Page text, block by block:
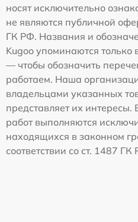
носят исключительно
не являются публичной
ГК РФ. Названия и
Kugoo упоминаются
— чтобы обозначить
работаем. Наша
владельцами указанных
представляет их
работ выполняются
находящихся в законном
соответствии со ст. 1487 ГК